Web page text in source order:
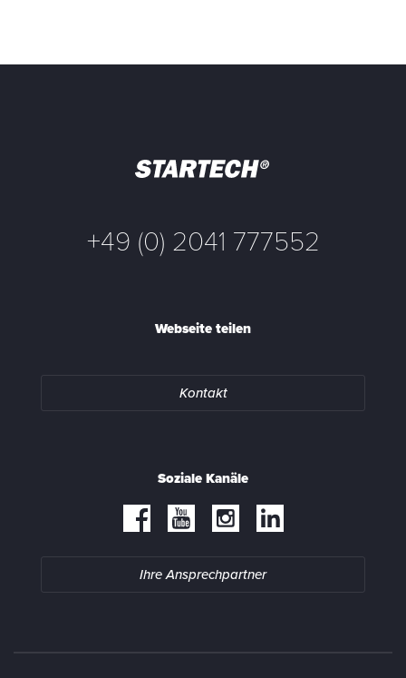
+49 (0) 2041 777552
Webseite teilen
Kontakt
Soziale Kanäle
Ihre Ansprechpartner